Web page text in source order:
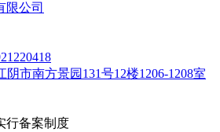
限公司
阴市南方景园131号12楼1206-1208室
行备案制度